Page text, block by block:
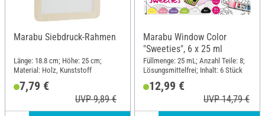
Marabu Siebdruck-Rahmen
Länge: 18.8 cm; Höhe: 25 cm;
Material: Holz, Kunststoff
7,79 €
UVP 9,89 €
Marabu Window Color
"Sweeties", 6 x 25 ml
Füllmenge: 25 mL; Anzahl Teile: 8;
Lösungsmittelfrei; Inhalt: 6 Stück
12,99 €
UVP 14,79 €